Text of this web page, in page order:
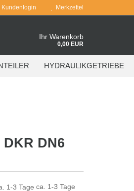
Kundenlogin Merkzettel
Ihr Warenkorb
0,00 EUR
HYDRAULIKGETRIEBE
DKR DN6
ca. 1-3 Tage